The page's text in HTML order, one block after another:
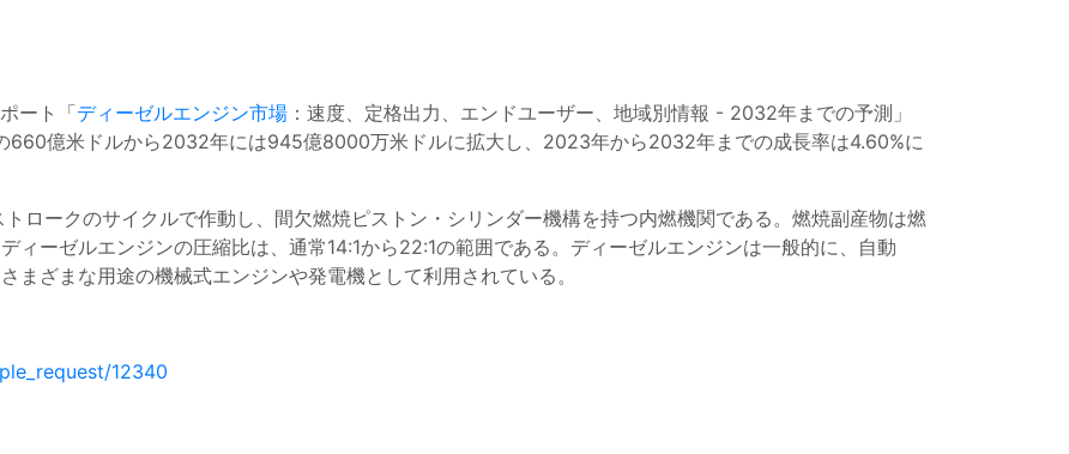
ート「ディーゼルエンジン市場 ：速度、定格出力、エンドユーザー、地域別情報 - 2032年までの予測」
660億米ドルから2032年には945億8000万米ドルに拡大し、2023年から2032年までの成長率は4.60%に
ロークのサイクルで作動し、間欠燃焼ピストン・シリンダー機構を持つ内燃機関である。燃焼副産物は燃
ィーゼルエンジンの圧縮比は、通常14:1から22:1の範囲である。ディーゼルエンジンは一般的に、自動
まざまな用途の機械式エンジンや発電機として利用されている。
12340